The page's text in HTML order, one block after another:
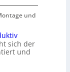
und
sich der
und